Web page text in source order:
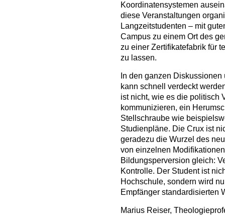
Koordinatensystemen
diese Veranstaltungen
Langzeitstudenten – mit
Campus zu einem Ort des
zu einer Zertifikatefabrik für
zu lassen.
In den ganzen
kann schnell verdeckt
ist nicht, wie es die politisch
kommunizieren, ein
Stellschraube wie
Studienpläne. Die Crux ist
geradezu die Wurzel des
von einzelnen
Bildungsperversion gleich:
Kontrolle. Der Student ist
Hochschule, sondern wird
Empfänger standardisierten
Marius Reiser,